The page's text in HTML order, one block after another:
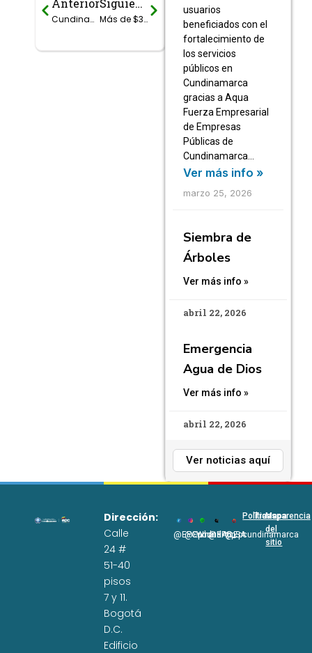
Prev
Anterior
Cundinamarca finalizó con éxito el 2do Congreso “Agua para el Progreso”
Siguiente
Más de $39 mil millones para culminar las obras del acueducto regional La Mesa-Anapoima
Next
usuarios
beneficiados con el
fortalecimiento de
los servicios
públicos en
Cundinamarca
gracias a Aqua
Fuerza Empresarial
de Empresas
Públicas de
Cundinamarca…
Ver más info »
marzo 25, 2026
Siembra de
Árboles
Ver más info »
abril 22, 2026
Emergencia
Agua de Dios
Ver más info »
abril 22, 2026
Ver noticias aquí
Dirección:
Calle
24 #
51-40
pisos
7 y 11.
Bogotá
D.C.
Edificio
@EPCundi
@Epcundi
WhatsApp
@EPC_SA
@Epcundinamarca
Políticas
Transparencia
Mapa
del
sitio